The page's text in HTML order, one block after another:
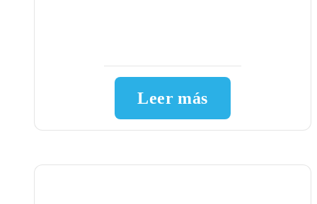
Leer más